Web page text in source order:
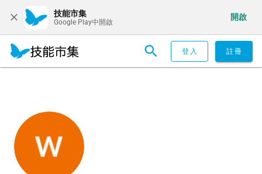
技能市集
Google Play中開啟
開啟
登入 註冊